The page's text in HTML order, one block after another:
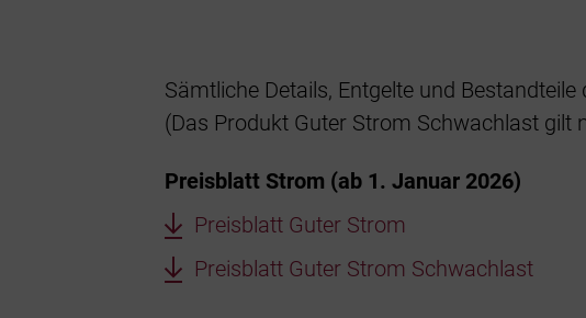
Sämtliche Details, Entgelte und
(Das Produkt Guter Strom Schwachlast gilt
Preisblatt Strom (ab 1. Januar 2026)
Preisblatt Guter Strom
Preisblatt Guter Strom Schwachlast